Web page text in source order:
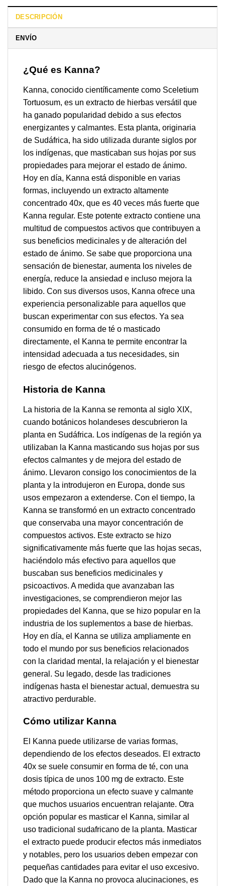
DESCRIPCIÓN
ENVÍO
¿Qué es Kanna?
Kanna, conocido científicamente como Sceletium
Tortuosum, es un extracto de hierbas versátil que
ha ganado popularidad debido a sus efectos
energizantes y calmantes. Esta planta, originaria
de Sudáfrica, ha sido utilizada durante siglos por
los indígenas, que masticaban sus hojas por sus
propiedades para mejorar el estado de ánimo.
Hoy en día, Kanna está disponible en varias
formas, incluyendo un extracto altamente
concentrado 40x, que es 40 veces más fuerte que
Kanna regular. Este potente extracto contiene una
multitud de compuestos activos que contribuyen a
sus beneficios medicinales y de alteración del
estado de ánimo. Se sabe que proporciona una
sensación de bienestar, aumenta los niveles de
energía, reduce la ansiedad e incluso mejora la
libido. Con sus diversos usos, Kanna ofrece una
experiencia personalizable para aquellos que
buscan experimentar con sus efectos. Ya sea
consumido en forma de té o masticado
directamente, el Kanna te permite encontrar la
intensidad adecuada a tus necesidades, sin
riesgo de efectos alucinógenos.
Historia de Kanna
La historia de la Kanna se remonta al siglo XIX,
cuando botánicos holandeses descubrieron la
planta en Sudáfrica. Los indígenas de la región ya
utilizaban la Kanna masticando sus hojas por sus
efectos calmantes y de mejora del estado de
ánimo. Llevaron consigo los conocimientos de la
planta y la introdujeron en Europa, donde sus
usos empezaron a extenderse. Con el tiempo, la
Kanna se transformó en un extracto concentrado
que conservaba una mayor concentración de
compuestos activos. Este extracto se hizo
significativamente más fuerte que las hojas secas,
haciéndolo más efectivo para aquellos que
buscaban sus beneficios medicinales y
psicoactivos. A medida que avanzaban las
investigaciones, se comprendieron mejor las
propiedades del Kanna, que se hizo popular en la
industria de los suplementos a base de hierbas.
Hoy en día, el Kanna se utiliza ampliamente en
todo el mundo por sus beneficios relacionados
con la claridad mental, la relajación y el bienestar
general. Su legado, desde las tradiciones
indígenas hasta el bienestar actual, demuestra su
atractivo perdurable.
Cómo utilizar Kanna
El Kanna puede utilizarse de varias formas,
dependiendo de los efectos deseados. El extracto
40x se suele consumir en forma de té, con una
dosis típica de unos 100 mg de extracto. Este
método proporciona un efecto suave y calmante
que muchos usuarios encuentran relajante. Otra
opción popular es masticar el Kanna, similar al
uso tradicional sudafricano de la planta. Masticar
el extracto puede producir efectos más inmediatos
y notables, pero los usuarios deben empezar con
pequeñas cantidades para evitar el uso excesivo.
Dado que la Kanna no provoca alucinaciones, es